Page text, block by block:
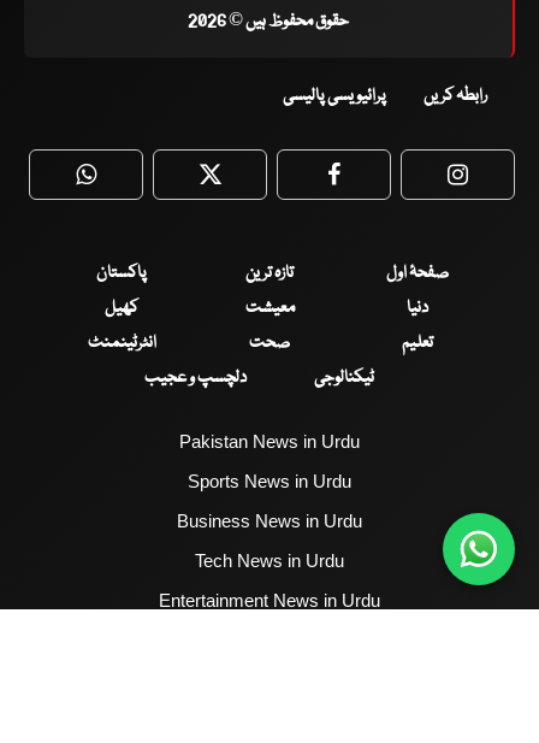
حقوق محفوظ ہیں © 2026
رابطہ کریں پرائیویسی پالیسی
WhatsApp Twitter Facebook
صفحۂ اول تازہ ترین
پاکستان
دنیا
معیشت
کھیل
تعلیم
صحت
انٹرٹینمنٹ
ٹیکنالوجی
دلچسپ و عجیب
Pakistan News in Urdu
Sports News in Urdu
Business News in Urdu
Tech News in Urdu
Entertainment News in Urdu